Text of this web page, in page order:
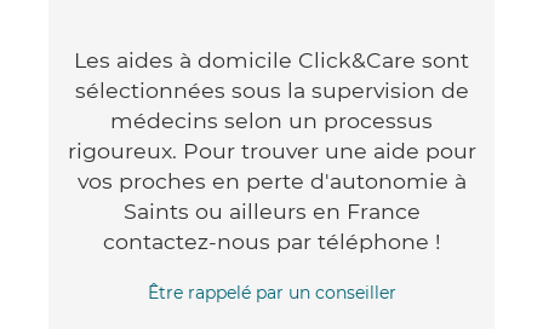
Les aides à domicile Click&Care sont
sélectionnées sous la supervision de
médecins selon un processus
rigoureux. Pour trouver une aide pour
vos proches en perte d'autonomie à
Saints ou ailleurs en France
contactez-nous par téléphone !
Être rappelé par un conseiller